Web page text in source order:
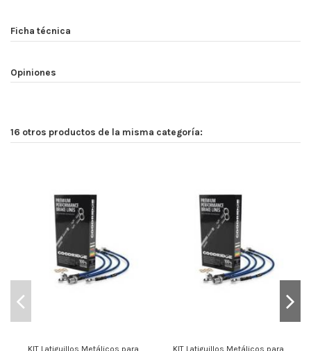
Ficha técnica
Opiniones
16 otros productos de la misma categoría:
KIT Latiguillos Metálicos para
KIT Latiguillos Metálicos para